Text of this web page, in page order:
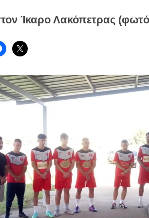
Ίκαρο Λακόπετρας